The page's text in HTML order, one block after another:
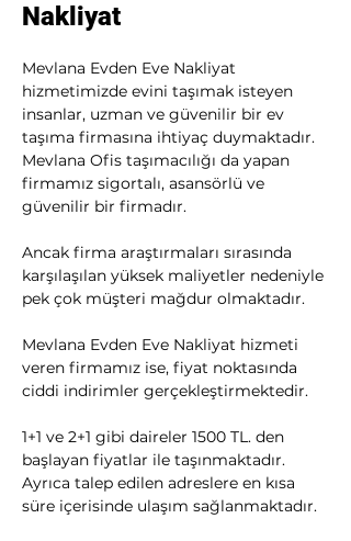
Nakliyat
Mevlana Evden Eve Nakliyat
hizmetimizde evini taşımak isteyen
insanlar, uzman ve güvenilir bir ev
taşıma firmasına ihtiyaç duymaktadır.
Mevlana Ofis taşımacılığı da yapan
firmamız sigortalı, asansörlü ve
güvenilir bir firmadır.
​Ancak firma araştırmaları sırasında
karşılaşılan yüksek maliyetler nedeniyle
pek çok müşteri mağdur olmaktadır.
Mevlana Evden Eve Nakliyat hizmeti
veren firmamız ise, fiyat noktasında
ciddi indirimler gerçekleştirmektedir.
1+1 ve 2+1 gibi daireler 1500 TL. den
başlayan fiyatlar ile taşınmaktadır.
Ayrıca talep edilen adreslere en kısa
süre içerisinde ulaşım sağlanmaktadır.